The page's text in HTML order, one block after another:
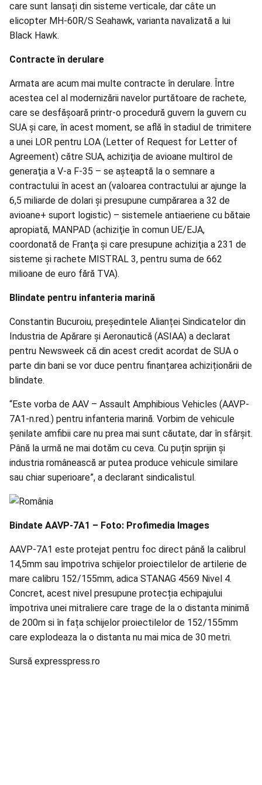
care sunt lansați din sisteme verticale, dar câte un
elicopter MH-60R/S Seahawk, varianta navalizată a lui
Black Hawk.
Contracte în derulare
Armata are acum mai multe contracte în derulare. Între
acestea cel al modernizării navelor purtătoare de rachete,
care se desfăşoară printr-o procedură guvern la guvern cu
SUA şi care, în acest moment, se află în stadiul de trimitere
a unei LOR pentru LOA (Letter of Request for Letter of
Agreement) către SUA, achiziţia de avioane multirol de
generaţia a V-a F-35 – se aşteaptă la o semnare a
contractului în acest an (valoarea contractului ar ajunge la
6,5 miliarde de dolari şi presupune cumpărarea a 32 de
avioane+ suport logistic) – sistemele antiaeriene cu bătaie
apropiată, MANPAD (achiziţie în comun UE/EJA,
coordonată de Franţa şi care presupune achiziţia a 231 de
sisteme şi rachete MISTRAL 3, pentru suma de 662
milioane de euro fără TVA).
Blindate pentru infanteria marină
Constantin Bucuroiu, președintele Alianței Sindicatelor din
Industria de Apărare și Aeronautică (ASIAA) a declarat
pentru Newsweek că din acest credit acordat de SUA o
parte din bani se vor duce pentru finanțarea achiziționării de
blindate.
“Este vorba de AAV – Assault Amphibious Vehicles (AAVP-
7A1-n.red.) pentru infanteria marină. Vorbim de vehicule
șenilate amfibii care nu prea mai sunt căutate, dar în sfârșit.
Până la urmă ne mai dotăm cu ceva. Cu puțin sprijin și
industria românească ar putea produce vehicule similare
sau chiar superioare”, a declarant sindicalistul.
Bindate AAVP-7A1 – Foto: Profimedia Images
AAVP-7A1 este protejat pentru foc direct până la calibrul
14,5mm sau împotriva schijelor proiectilelor de artilerie de
mare calibru 152/155mm, adica STANAG 4569 Nivel 4.
Concret, acest nivel presupune protecția echipajului
împotriva unei mitraliere care trage de la o distanta minimă
de 200m si în fața schijelor proiectilelor de 152/155mm
care explodeaza la o distanta nu mai mica de 30 metri.
Sursă expresspress.ro